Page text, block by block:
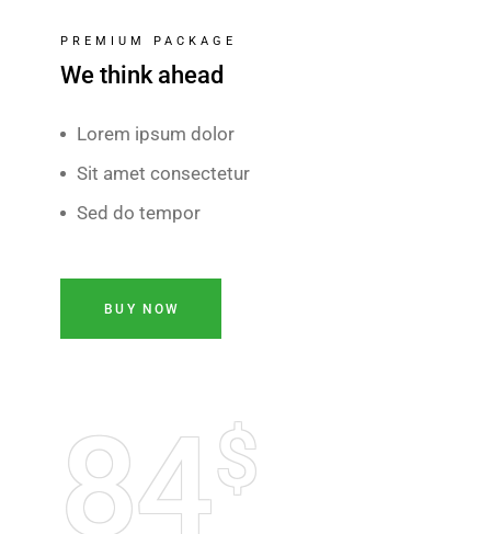
PREMIUM PACKAGE
We think ahead
Lorem ipsum dolor
Sit amet consectetur
Sed do tempor
BUY NOW
84$